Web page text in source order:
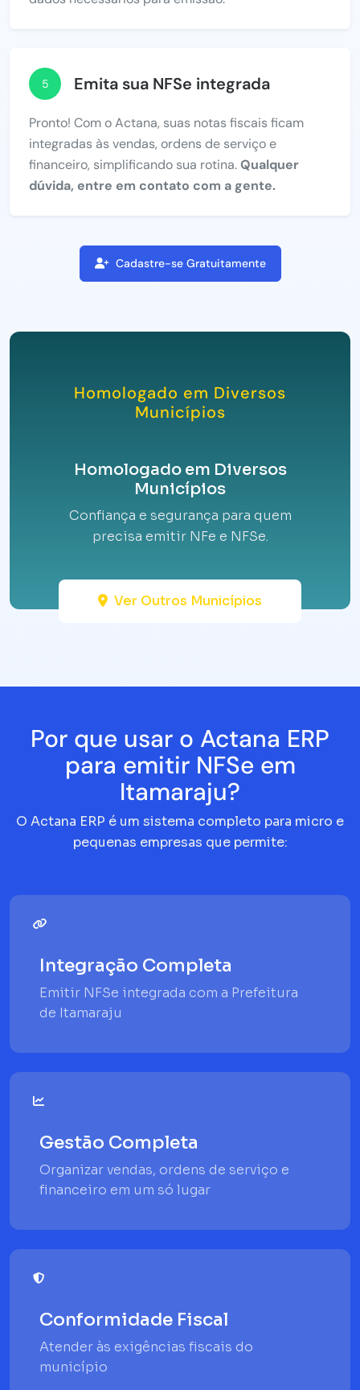
5 Emita sua NFSe integrada
Pronto! Com o Actana, suas notas fiscais ficam
integradas às vendas, ordens de serviço e
financeiro, simplificando sua rotina.Qualquer
dúvida, entre em contato com a gente.
Cadastre-se Gratuitamente
Homologado em Diversos
Municípios
Homologado em Diversos
Municípios
Confiança e segurança para quem
precisa emitir NFe e NFSe.
Ver Outros Municípios
Por que usar o Actana ERP
para emitir NFSe em
Itamaraju?
O Actana ERP é um sistema completo para micro e
pequenas empresas que permite:
Integração Completa
Emitir NFSe integrada com a Prefeitura
de Itamaraju
Gestão Completa
Organizar vendas, ordens de serviço e
financeiro em um só lugar
Conformidade Fiscal
Atender às exigências fiscais do
município